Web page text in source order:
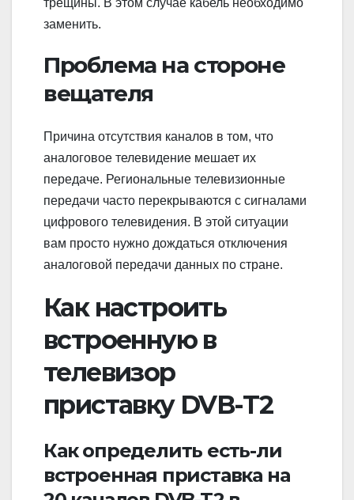
трещины. В этом случае кабель необходимо
заменить.
Проблема на стороне
вещателя
Причина отсутствия каналов в том, что
аналоговое телевидение мешает их
передаче. Региональные телевизионные
передачи часто перекрываются с сигналами
цифрового телевидения. В этой ситуации
вам просто нужно дождаться отключения
аналоговой передачи данных по стране.
Как настроить
встроенную в
телевизор
приставку DVB-T2
Как определить есть-ли
встроенная приставка на